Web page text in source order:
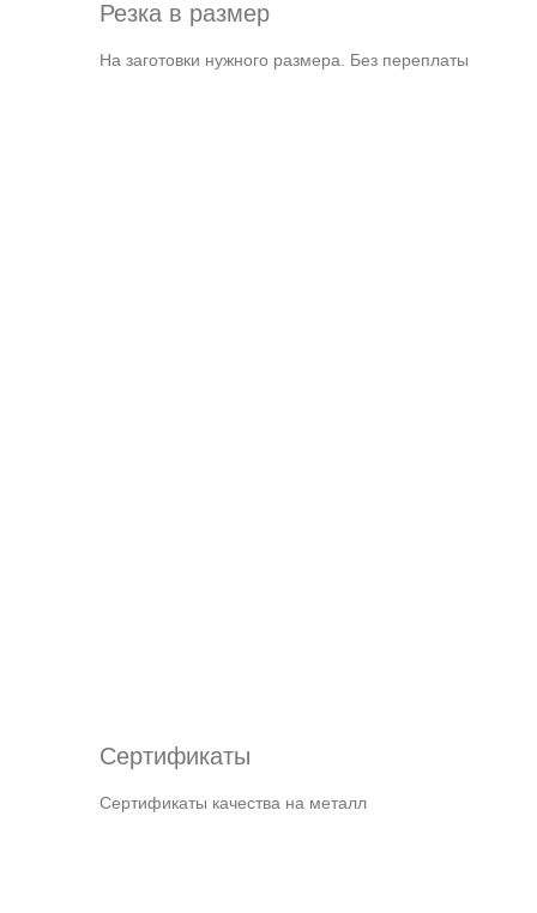
Резка в размер
На заготовки нужного размера. Без переплаты
Сертификаты
Сертификаты качества на металл